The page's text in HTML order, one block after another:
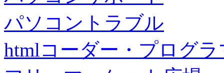
パソコントラブル
htmlコーダー・プログラ